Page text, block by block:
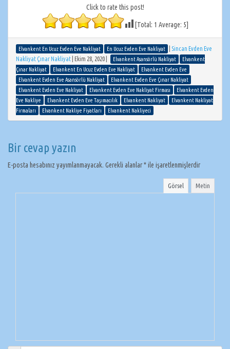
Click to rate this post!
[Total: 1 Average: 5]
Elvankent En Ucuz Evden Eve Nakliyat En Ucuz Evden Eve Nakliyat
Sincan Evden Eve
Nakliyat Çınar Nakliyat
Ekim 28, 2020 Elvankent Asansörlü Nakliyat
Elvankent
Çınar Nakliyat
Elvankent En Ucuz Evden Eve Nakliyat
Elvankent Evden Eve
Elvankent Evden Eve Asansörlü Nakliyat
Elvankent Evden Eve Çınar Nakliyat
Elvankent Evden Eve Nakliyat
Elvankent Evden Eve Nakliyat Firması
Elvankent Evden
Eve Nakliye
Elvankent Evden Eve Taşımacılık Elvankent Nakliyat
Elvankent Nakliyat
Firmaları
Elvankent Nakliye Fiyatları Elvankent Nakliyeci
Bir cevap yazın
E-posta hesabınız yayımlanmayacak. Gerekli alanlar*ile işaretlenmişlerdir
Görsel Metin